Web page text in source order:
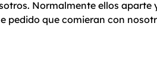
Normalmente ellos
pedido que comieran con